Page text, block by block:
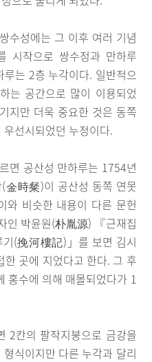
수성에는 그 이후 여러 기념
시작으로 쌍수정과 만하루
는 2층 누각이다. 일반적으
는 공간으로 많이 이용되었
지만 더욱 중요한 것은 동쪽
선시되었던 누정이다.
면 공산성 만하루는 1754년
金時粲)이 공산성 동쪽 연못
와 비슷한 내용이 다른 문헌
인 박윤원(朴胤源) 『근재집
(挽河樓記)」를 보면 김시
곳에 지었다고 한다. 그 후
홍수에 의해 매몰되었다가 1
2칸의 팔작지붕으로 금강을
식이지만 다른 누각과 달리